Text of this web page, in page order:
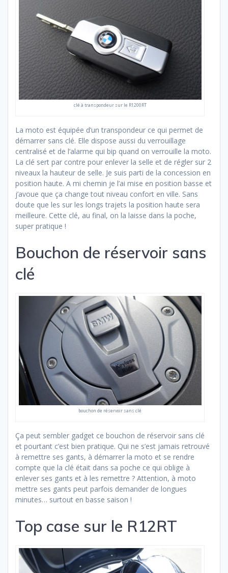
clé à transpondeur sur le R1200RT
La moto est équipée d’un transpondeur ce qui permet de
démarrer sans clé. Elle dispose aussi du verrouillage
centralisé et de l’alarme qui bip quand on verrouille la moto.
La clé sert par contre pour enlever la selle et de régler sur 2
niveaux la hauteur de selle. Je suis parti de la concession en
position haute. A mi chemin je l’ai mise en position basse et
j’avoue que ça change tout niveau confort en ville. Sans
doute que les sur les longs trajets la position haute sera
meilleure. Cette clé, au final, on la laisse dans la poche,
super pratique !
Bouchon de réservoir sans
clé
bouchon de réservoir sans clé
Ça peut sembler gadget ce bouchon de réservoir sans clé
et pourtant c’est bien pratique. Qui ne s’est jamais retrouvé
à remettre ses gants, à démarrer la moto et se rendre
compte que la clé était dans sa poche ce qui oblige à
enlever ses gants et à les remettre ? Attention, à moto
mettre ses gants peut parfois demander de longues
minutes… surtout en basse saison !
Top case sur le R12RT